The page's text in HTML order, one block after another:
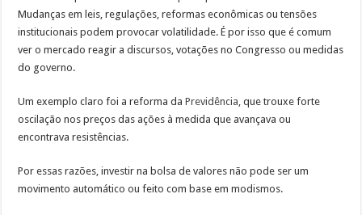
Mudanças em leis, regulações, reformas econômicas ou tensões
institucionais podem provocar volatilidade. É por isso que é comum
ver o mercado reagir a discursos, votações no Congresso ou medidas
do governo.
Um exemplo claro foi a reforma daPrevidência , que trouxe forte
oscilação nos preços das ações à medida que avançava ou
encontrava resistências.
Por essas razões, investir na bolsa de valores não pode ser um
movimento automático ou feito com base em modismos.